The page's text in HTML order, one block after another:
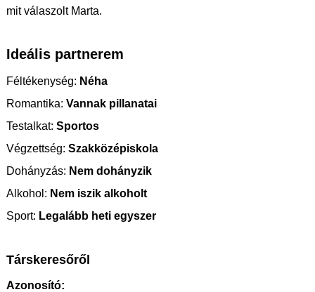
mit válaszolt Marta.
Ideális partnerem
Féltékenység: Néha
Romantika: Vannak pillanatai
Testalkat: Sportos
Végzettség: Szakközépiskola
Dohányzás: Nem dohányzik
Alkohol: Nem iszik alkoholt
Sport: Legalább heti egyszer
Társkeresőről
Azonosító: